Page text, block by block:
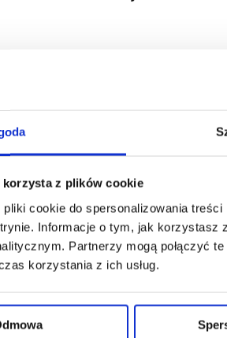
korzysta z plików cookie
cookie do spersonalizowania
Informacje o tym, jak korzystasz
Partnerzy mogą połączyć
korzystania z ich usług.
do bukszpanów
2. Rozsypać wokół